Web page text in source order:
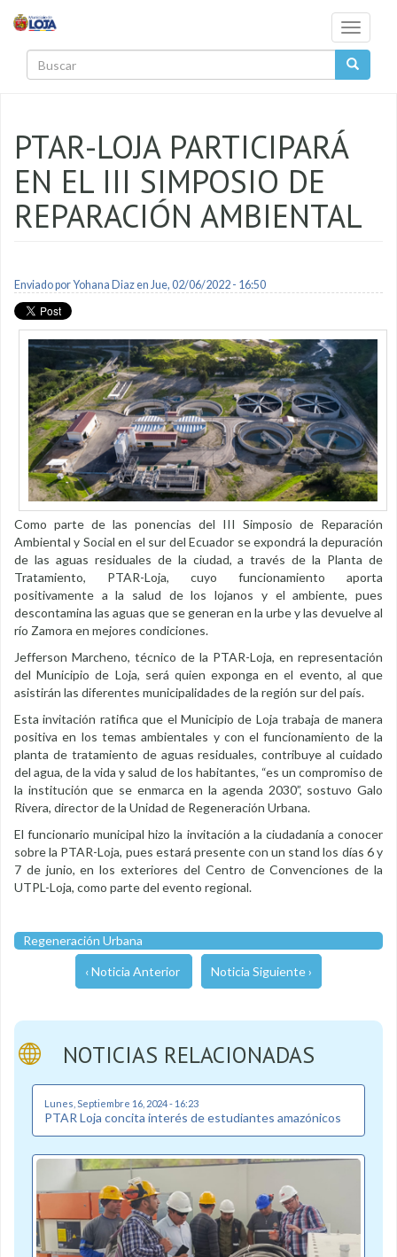
Toggle
PTAR-LOJA PARTICIPARÁ
EN EL III SIMPOSIO DE
REPARACIÓN AMBIENTAL
Enviado porYohana Diazen Jue, 02/06/2022 - 16:50
Como parte de las ponencias del III Simposio de Reparación
Ambiental y Social en el sur del Ecuador se expondrá la depuración
de las aguas residuales de la ciudad, a través de la Planta de
Tratamiento, PTAR-Loja, cuyo funcionamiento aporta
positivamente a la salud de los lojanos y el ambiente, pues
descontamina las aguas que se generan en la urbe y las devuelve al
río Zamora en mejores condiciones.
Jefferson Marcheno, técnico de la PTAR-Loja, en representación
del Municipio de Loja, será quien exponga en el evento, al que
asistirán las diferentes municipalidades de la región sur del país.
Esta invitación ratifica que el Municipio de Loja trabaja de manera
positiva en los temas ambientales y con el funcionamiento de la
planta de tratamiento de aguas residuales, contribuye al cuidado
del agua, de la vida y salud de los habitantes, “es un compromiso de
la institución que se enmarca en la agenda 2030”, sostuvo Galo
Rivera, director de la Unidad de Regeneración Urbana.
El funcionario municipal hizo la invitación a la ciudadanía a conocer
sobre la PTAR-Loja, pues estará presente con un stand los días 6 y
7 de junio, en los exteriores del Centro de Convenciones de la
UTPL-Loja, como parte del evento regional.
Regeneración Urbana
‹ Noticia Anterior Noticia Siguiente ›
NOTICIAS RELACIONADAS
Lunes, Septiembre 16, 2024 - 16:23
PTAR Loja concita interés de estudiantes amazónicos